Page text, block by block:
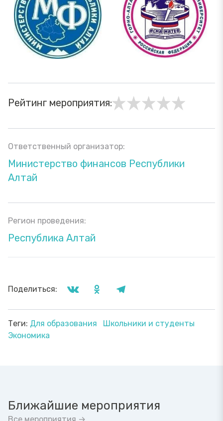
Рейтинг мероприятия:
Ответственный организатор:
Министерство финансов Республики
Алтай
Регион проведения:
Республика Алтай
Поделиться:
Теги: Для образования
Школьники и студенты
Экономика
Ближайшие мероприятия
Все мероприятия →